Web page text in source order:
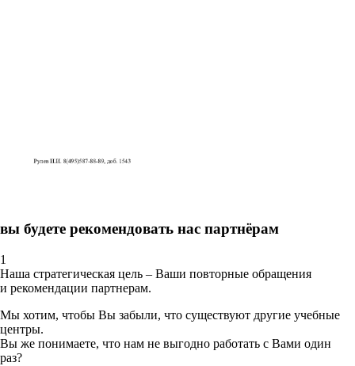
вы будете рекомендовать нас партнёрам
1
Наша стратегическая цель – Ваши повторные обращения
и рекомендации партнерам.
Мы хотим, чтобы Вы забыли, что существуют другие учебные
центры.
Вы же понимаете, что нам не выгодно работать с Вами один
раз?